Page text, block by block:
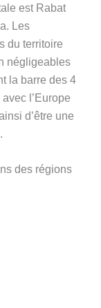
est Rabat
Les
du territoire
négligeables
la barre des 4
l’Europe
d’être une
des régions